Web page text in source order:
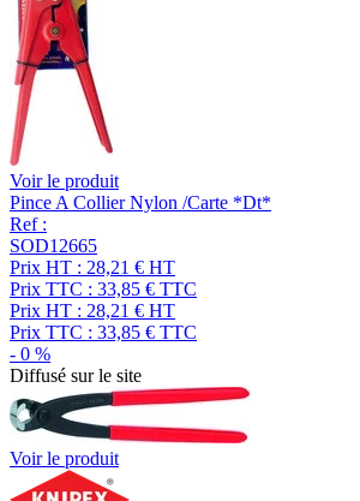
Voir le produit
Pince A Collier Nylon /Carte *Dt*
Ref :
SOD12665
Prix HT : 28,21 € HT
Prix TTC : 33,85 € TTC
Prix HT : 28,21 € HT
Prix TTC : 33,85 € TTC
- 0 %
Diffusé sur le site
Voir le produit